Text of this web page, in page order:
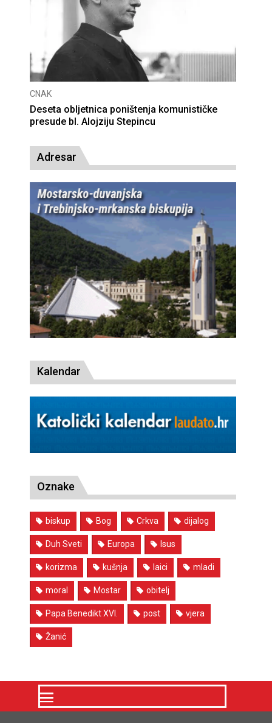
CNAK
Deseta obljetnica poništenja komunističke
presude bl. Alojziju Stepincu
Adresar
Kalendar
Oznake
biskup Bog Crkva dijalog
Duh Sveti Europa Isus
korizma kušnja laici mladi
moral Mostar obitelj
Papa Benedikt XVI. post vjera
Žanić